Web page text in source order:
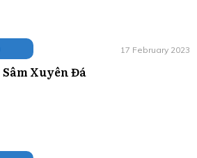
17 February 2023
Sâm Xuyên Đá